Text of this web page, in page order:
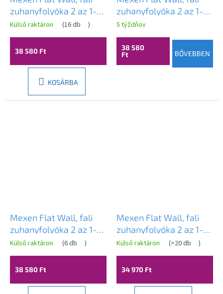
zuhanyfolyóka 2 az 1-
ben, 80 cm, rozéarany,
1630080
Külső raktáron (16 db )
38 580 Ft
KOSÁRBA
zuhanyfolyóka 2 az 1-
ben, 80 cm, matt réz,
1C30080
5 týždňov
38 580
Ft
BŐVEBBEN
Mexen Flat Wall, fali
zuhanyfolyóka 2 az 1-
ben, 80 cm, szálcsiszolt
grafit, 1E30080
Külső raktáron (6 db )
38 580 Ft
Mexen Flat Wall, fali
zuhanyfolyóka 2 az 1-
ben, 70 cm, rozéarany,
1630070
Külső raktáron (>20 db )
34 970 Ft